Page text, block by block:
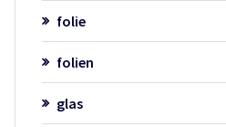
folie
folien
glas